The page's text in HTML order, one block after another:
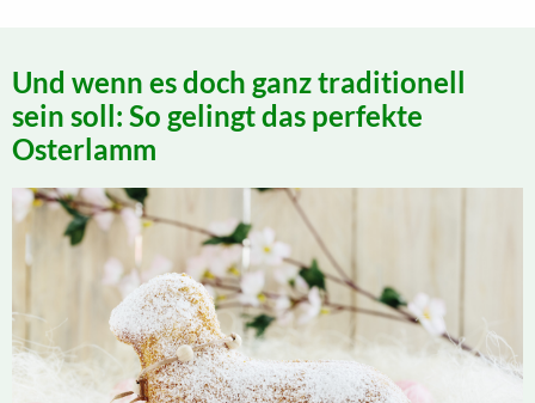
Und wenn es doch ganz traditionell
sein soll: So gelingt das perfekte
Osterlamm